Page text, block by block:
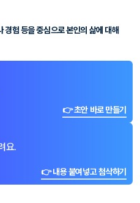
경험 등을 중심으로 본인의 삶에 대해
👉 초안 바로 만들기
요.
👉 내용 붙여넣고 첨삭하기